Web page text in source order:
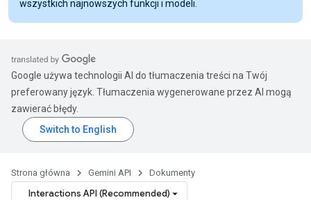
wszystkich najnowszych funkcji i modeli.
Google używa technologii AI do tłumaczenia treści na Twój
preferowany język. Tłumaczenia wygenerowane przez AI mogą
zawierać błędy.
Strona główna Gemini API Dokumenty
Interactions API (Recommended)